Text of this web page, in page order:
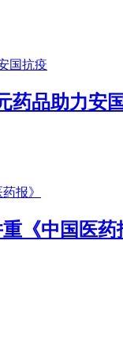
药品助力安
《中国医药